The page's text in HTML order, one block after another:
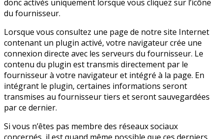
donc activés uniquement lorsque vous cliquez sur l’icône
du fournisseur.
Lorsque vous consultez une page de notre site Internet
contenant un plugin activé, votre navigateur crée une
connexion directe avec les serveurs du fournisseur. Le
contenu du plugin est transmis directement par le
fournisseur à votre navigateur et intégré à la page. En
intégrant le plugin, certaines informations seront
transmises au fournisseur tiers et seront sauvegardées
par ce dernier.
Si vous n’êtes pas membre des réseaux sociaux